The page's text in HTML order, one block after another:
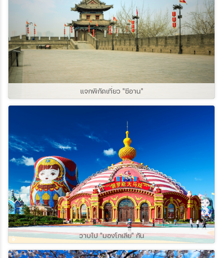
แจกพิกัดเที่ยว "ซีอาน"
วาบไป "มองโกเลีย" กัน